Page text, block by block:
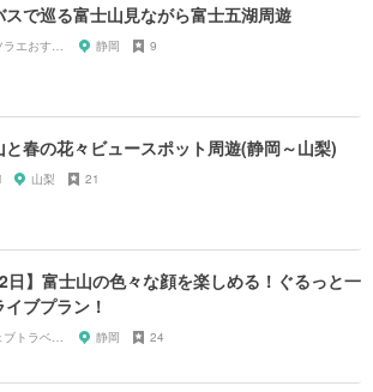
スで巡る富士山見ながら富士五湖周遊
アツラエおすすめ旅プラン！ 静岡 9
と春の花々ビュースポット周遊(静岡～山梨)
山梨 21
2日】富士山の色々な顔を楽しめる！ぐるっと一
イブプラン！
ウェブトラベル 溝部 静岡 24